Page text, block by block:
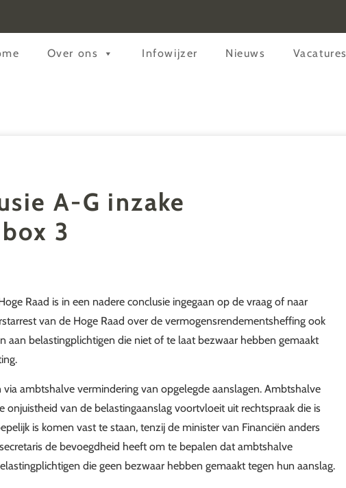
Over ons Infowijzer Nieuws Vacatures
A-G inzake
3
Raad is in een nadere conclusie ingegaan op de vraag of naar
van de Hoge Raad over de vermogensrendementsheffing ook
aan belastingplichtigen die niet of te laat bezwaar hebben gemaakt
ambtshalve vermindering van opgelegde aanslagen. Ambtshalve
van de belastingaanslag voortvloeit uit rechtspraak die is
is komen vast te staan, tenzij de minister van Financiën anders
de bevoegdheid heeft om te bepalen dat ambtshalve
die geen bezwaar hebben gemaakt tegen hun aanslag.